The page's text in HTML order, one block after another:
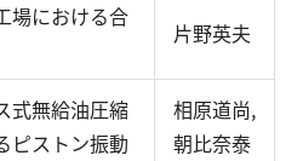
場における合
片野英夫
式無給油圧縮
ピストン振動
相原道尚,
朝比奈泰